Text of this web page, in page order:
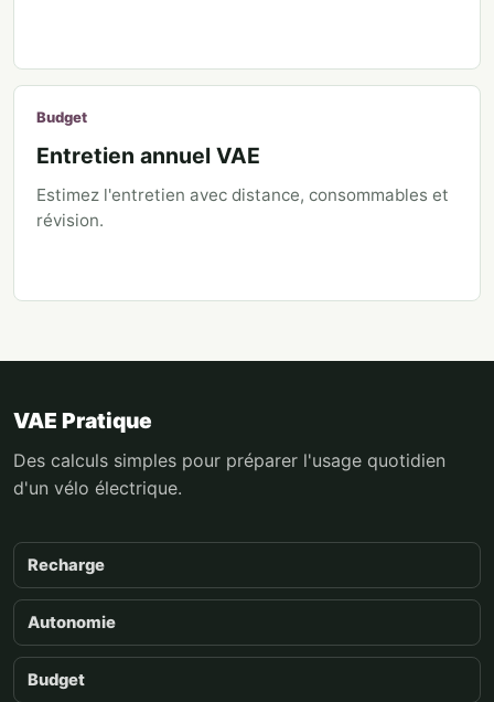
Budget
Entretien annuel VAE
Estimez l'entretien avec distance, consommables et
révision.
VAE Pratique
Des calculs simples pour préparer l'usage quotidien
d'un vélo électrique.
Recharge
Autonomie
Budget